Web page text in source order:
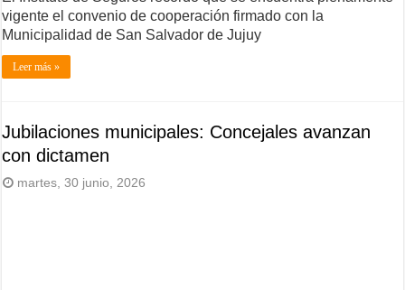
vigente el convenio de cooperación firmado con la
Municipalidad de San Salvador de Jujuy
Leer más »
Jubilaciones municipales: Concejales avanzan
con dictamen
martes, 30 junio, 2026